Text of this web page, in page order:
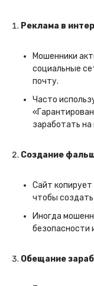
Реклама в
Мошенники
социальные
почту.
Часто
заработать
Создание
Сайт
чтобы
Иногда
безопасности
Обещание